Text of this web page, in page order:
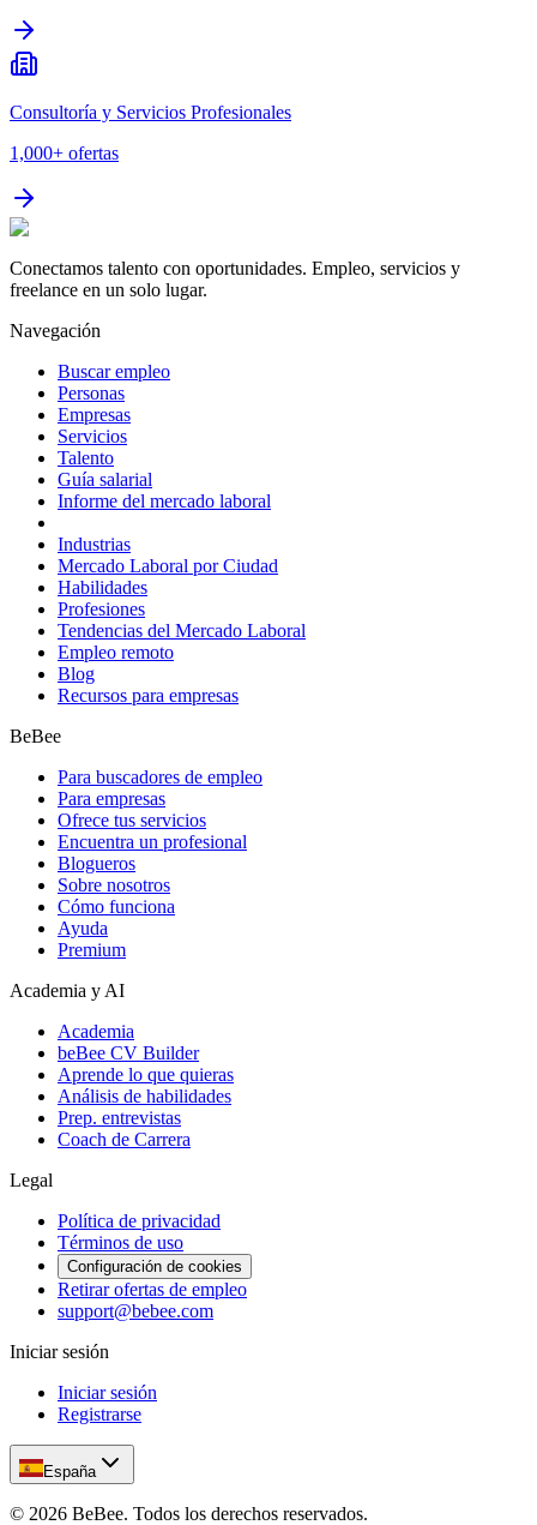
Consultoría y Servicios Profesionales
1,000+ ofertas
Conectamos talento con oportunidades. Empleo, servicios y
freelance en un solo lugar.
Navegación
Buscar empleo
Personas
Empresas
Servicios
Talento
Guía salarial
Informe del mercado laboral
Industrias
Mercado Laboral por Ciudad
Habilidades
Profesiones
Tendencias del Mercado Laboral
Empleo remoto
Blog
Recursos para empresas
BeBee
Para buscadores de empleo
Para empresas
Ofrece tus servicios
Encuentra un profesional
Blogueros
Sobre nosotros
Cómo funciona
Ayuda
Premium
Academia y AI
Academia
beBee CV Builder
Aprende lo que quieras
Análisis de habilidades
Prep. entrevistas
Coach de Carrera
Legal
Política de privacidad
Términos de uso
Configuración de cookies
Retirar ofertas de empleo
support@bebee.com
Iniciar sesión
Iniciar sesión
Registrarse
España
© 2026 BeBee. Todos los derechos reservados.